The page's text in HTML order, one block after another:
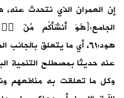
إن العمران الذي نتحدث
الجامع:﴿هُوَ أَنشَأَكُم
هود:٦١، أي ما يتعلق
عنه حديثا بمصطلح التنمية
وكل ما تعلقت به منافعهم